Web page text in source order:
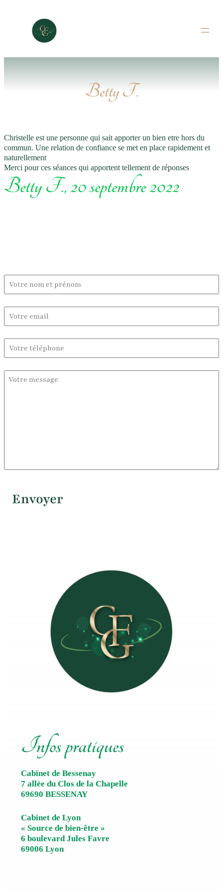
Betty F.
Christelle est une personne qui sait apporter un bien etre hors du
commun. Une relation de confiance se met en place rapidement et
naturellement
Merci pour ces séances qui apportent tellement de réponses
Betty F., 20 septembre 2022
Infos pratiques
Cabinet de Bessenay
7 allée du Clos de la Chapelle
69690 BESSENAY
Cabinet de Lyon
« Source de bien-être »
6 boulevard Jules Favre
69006 Lyon